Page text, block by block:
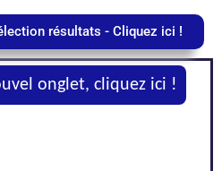
résultats - Cliquez ici !
onglet, cliquez ici !